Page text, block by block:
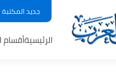
جديد المكتبة
الرئيسيةأقسام